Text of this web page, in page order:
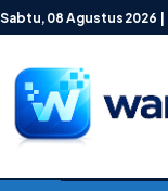
Lewati ke konten
Sabtu, 08 Agustus 2026 |